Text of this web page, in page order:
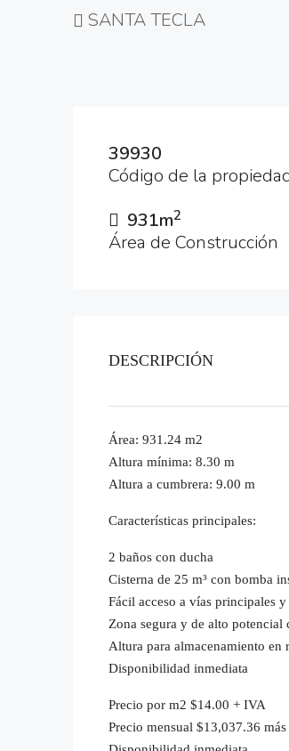
SANTA TECLA
39930
Código de la
931m2
Área de Construcción
DESCRIPCIÓN
Área: 931.24 m2
Altura mínima: 8.30 m
Altura a cumbrera: 9.00 m
Características principales:
2 baños con ducha
Cisterna de 25 m³ con bomba
Fácil acceso a vías principales y
Zona segura y de alto potencial
Altura para almacenamiento en
Disponibilidad inmediata
Precio por m2 $14.00 + IVA
Precio mensual $13,037.36